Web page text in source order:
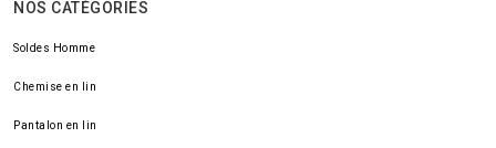
NOS CATÉGORIES
Soldes Homme
Chemise en lin
Pantalon en lin